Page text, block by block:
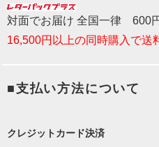
対面でお届け 全国一律 600
16,500円以上の同時購入で送
■支払い方法について
クレジットカード決済